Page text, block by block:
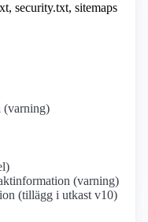
security.txt, sitemaps
(varning)
(varning)
(tillägg i utkast v10)